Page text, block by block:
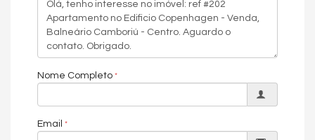
Copenhagen
O empreendimento reúne mais de 1.600m² de área de lazer,
sauna, salão de festas, sala de jogos, brinquedoteca,
playground, bar, estar social, automação predial, acessibilidade
para PNE, gerador, portaria 24h, câmeras de segurança, portão
eletrônico, hall decorado e mobiliado, captação de água,
medidores individuais, infraestrutura para veículos elétricos,
Nome Completo
Email